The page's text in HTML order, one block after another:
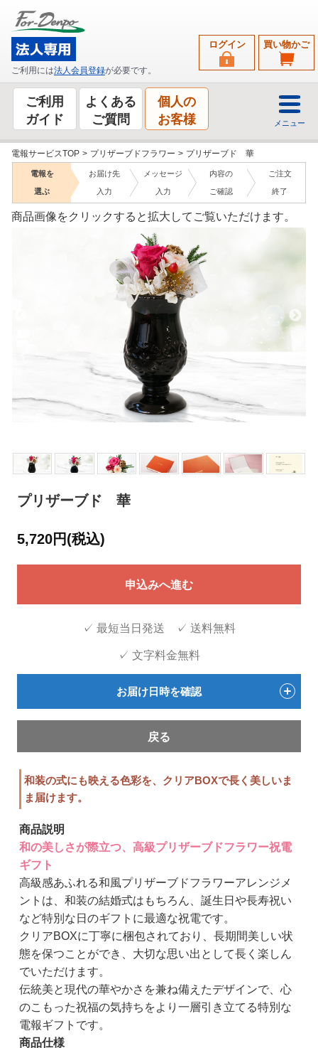
ご利用には法人会員登録が必要です。
買い物かご
ログイン
ご利用
ガイド
よくある
ご質問
個人の
お客様
メニュー
電報サービスTOP > プリザーブドフラワー > プリザーブド 華
電報を
選ぶ
お届け先
入力
メッセージ
入力
内容の
ご確認
ご注文
終了
商品画像をクリックすると拡大してご覧いただけます。
プリザーブド 華
和装の式にも映える色彩を、クリアBOXで長く美しいま
ま届けます。
商品説明
和の美しさが際立つ、高級プリザーブドフラワー祝電
ギフト
高級感あふれる和風プリザーブドフラワーアレンジメ
ントは、和装の結婚式はもちろん、誕生日や長寿祝い
など特別な日のギフトに最適な祝電です。
クリアBOXに丁寧に梱包されており、長期間美しい状
態を保つことができ、大切な思い出として長く楽しん
でいただけます。
伝統美と現代の華やかさを兼ね備えたデザインで、心
のこもった祝福の気持ちをより一層引き立てる特別な
電報ギフトです。
商品仕様
5,720円(税込)
申込みへ進む
✓ 最短当日発送 ✓ 送料無料
✓ 文字料金無料
お届け日時を確認
戻る